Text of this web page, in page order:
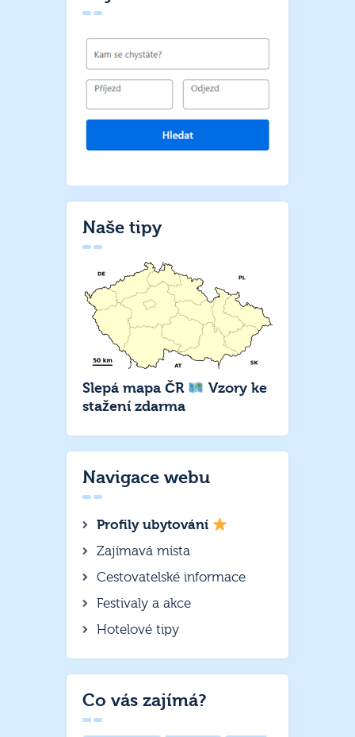
Naše tipy
Slepá mapa ČR
Vzory ke
stažení zdarma
Navigace webu
Profily ubytování
Zajímavá místa
Cestovatelské informace
Festivaly a akce
Hotelové tipy
Co vás zajímá?